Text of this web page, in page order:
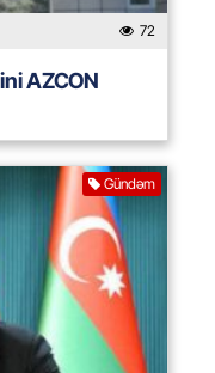
72
AZCON
Gündəm